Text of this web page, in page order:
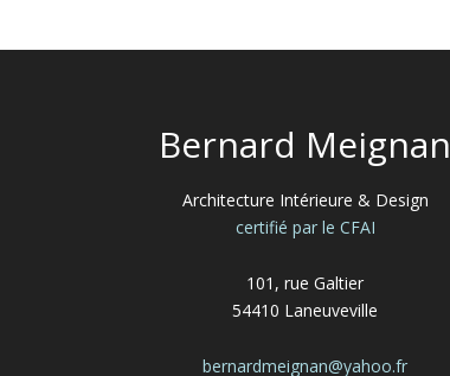
Bernard Meignan
Architecture Intérieure & Design
certifié par le CFAI
101, rue Galtier
54410 Laneuveville
bernardmeignan@yahoo.fr